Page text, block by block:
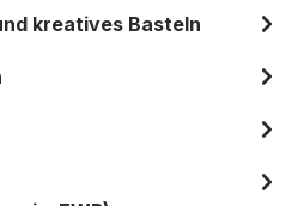
kreatives Basteln